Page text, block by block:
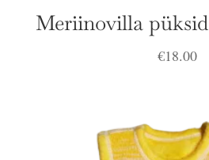
Meriinovilla püksid
€18.00